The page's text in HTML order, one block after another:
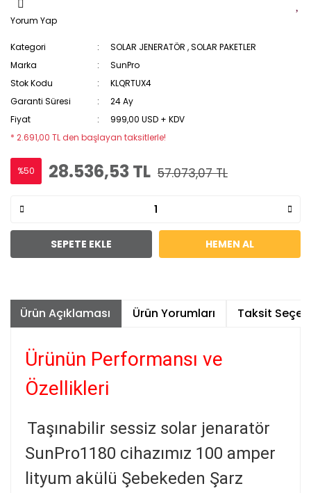
Yorum Yap
Kategori SOLAR JENERATÖR ,SOLAR PAKETLER
Marka
SunPro
Stok Kodu
KLQRTUX4
Garanti Süresi
24 Ay
Fiyat
999,00 USD + KDV
* 2.691,00 TL den başlayan taksitlerle!
%50 28.536,53 TL 57.073,07 TL
SEPETE EKLE HEMEN AL
Ürün Açıklaması Ürün Yorumları Taksit
Ürünün Performansı ve
Özellikleri
Taşınabilir sessiz solar jenaratör
SunPro1180 cihazımız 100 amper
lityum akülü Şebekeden Şarz